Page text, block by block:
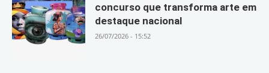
concurso que transforma arte em
destaque nacional
26/07/2026 - 15:52